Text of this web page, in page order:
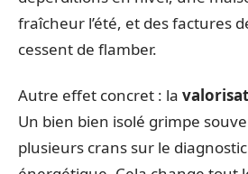
fraîcheur l’été, et des factures
cessent de flamber.
Autre effet concret : la
Un bien bien isolé grimpe
plusieurs crans sur le